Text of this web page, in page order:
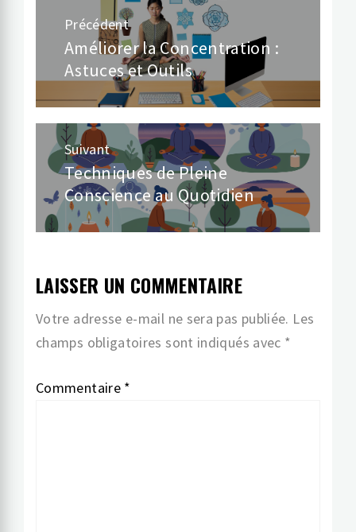
Navigation
l’article
Précédent
Article
précédent:
Améliorer la Concentration :
Astuces et Outils
Suivant
Article
suivant:
Techniques de Pleine
Conscience au Quotidien
LAISSER UN COMMENTAIRE
Votre adresse e-mail ne sera pas publiée. Les
champs obligatoires sont indiqués avec *
Commentaire *